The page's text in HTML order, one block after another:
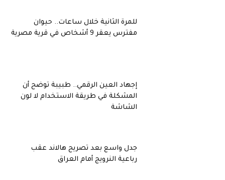
للمرة الثانية خلال ساعات.. حيوان
مفترس يعقر 9 أشخاص في قرية مصرية
إجهاد العين الرقمي.. طبيبة توضح أن
المشكلة في طريقة الاستخدام لا لون
الشاشة
جدل واسع بعد تصريح هالاند عقب
رباعية النرويج أمام العراق